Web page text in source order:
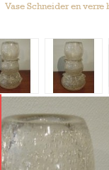
Vase Schneider en verre